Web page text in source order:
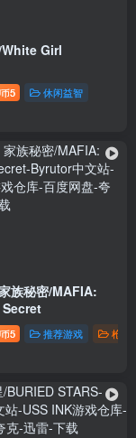
White Girl
5 休闲益智
族秘密/MAFIA:
Secret
5 推荐游戏 枪战